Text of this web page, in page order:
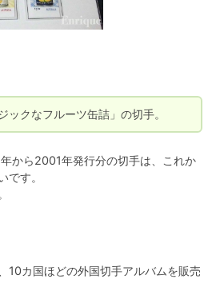
ックなフルーツ缶詰」の切手。
から2001年発行分の切手は、これか
です。
10カ国ほどの外国切手アルバムを販売